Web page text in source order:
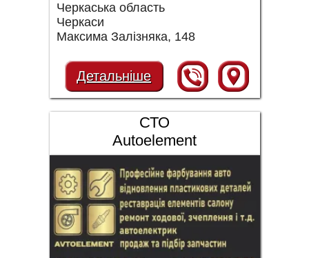
Черкаська область
Черкаси
Максима Залізняка, 148
Детальніше
СТО
Autoelement